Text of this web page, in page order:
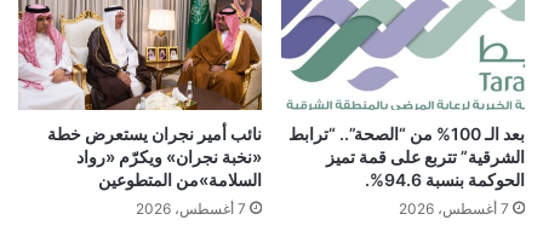
بعد الـ 100% من “الصحة”.. “ترابط
الشرقية” تتربع على قمة تميز
الحوكمة بنسبة 94.6%.
7 أغسطس، 2026
نائب أمير نجران يستعرض خطة
«نخبة نجران» ويكرّم «رواد
السلامة»من المتطوعين
7 أغسطس، 2026